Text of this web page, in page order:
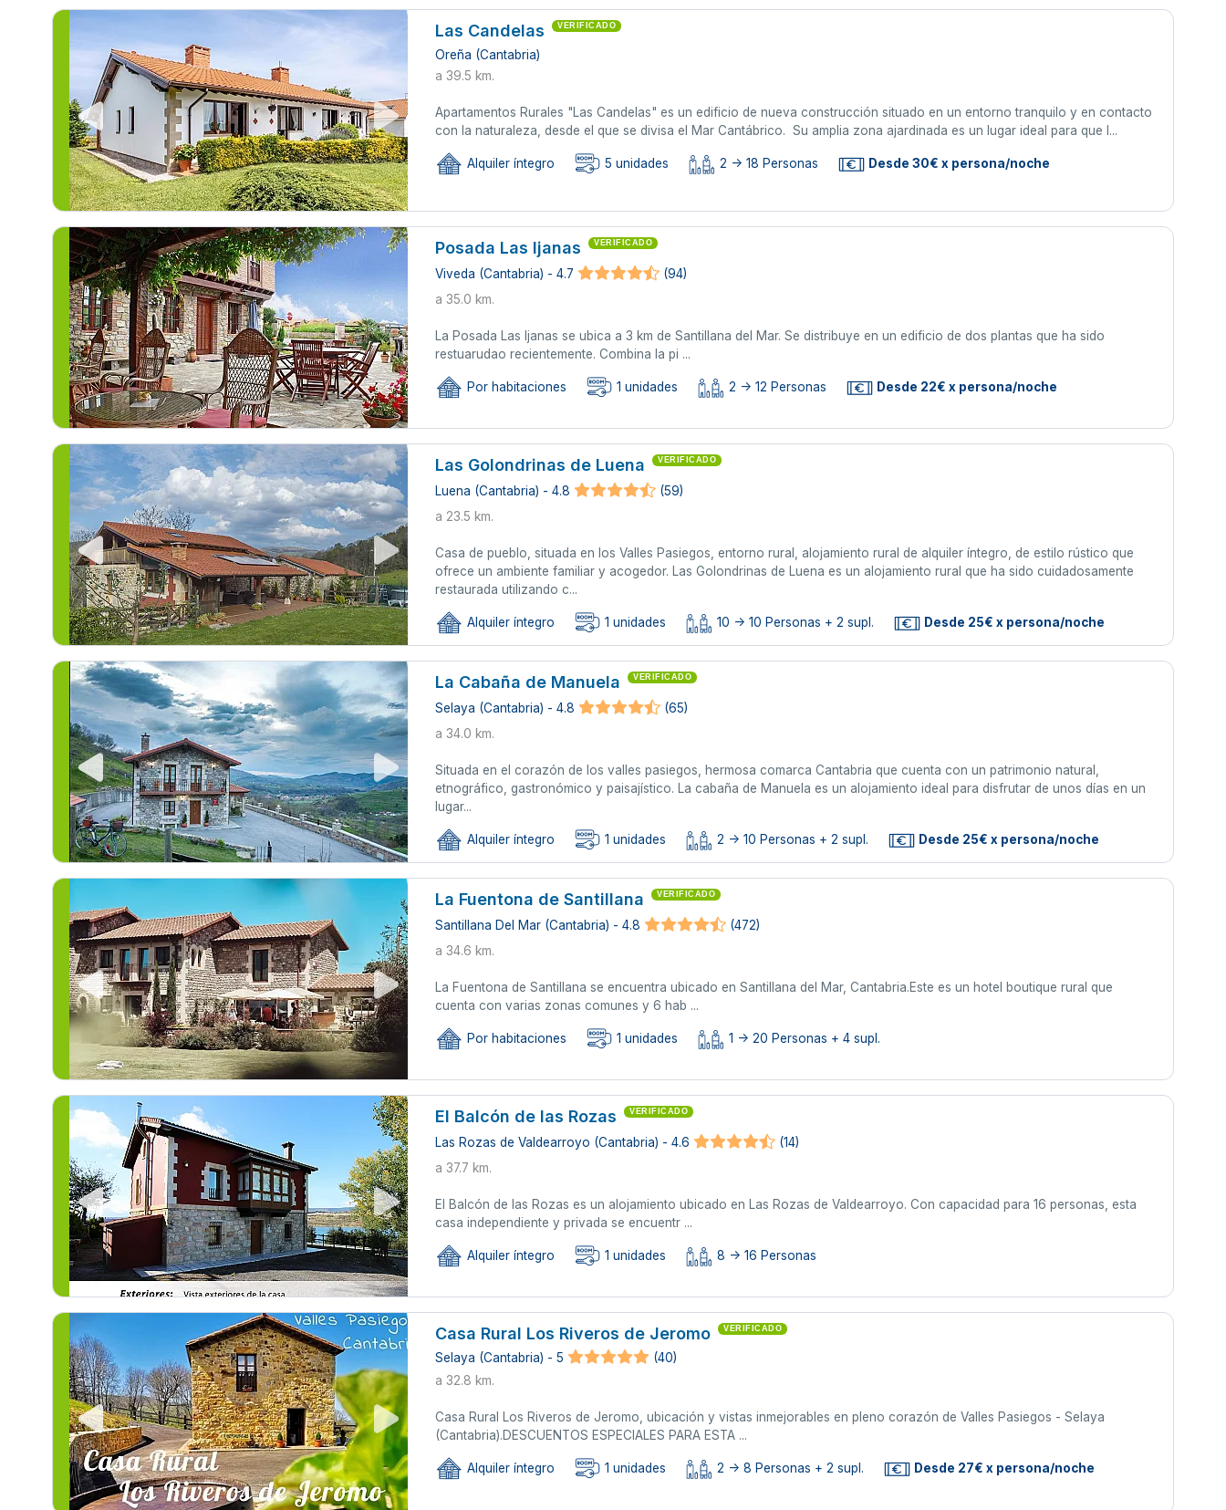
Las Candelas VERIFICADO
Oreña (Cantabria)
a 39.5 km.
Apartamentos Rurales "Las Candelas" es un edificio de nueva construcción situado en un entorno tranquilo y en contacto
con la naturaleza, desde el que se divisa el Mar Cantábrico. Su amplia zona ajardinada es un lugar ideal para que l...
Alquiler íntegro 5 unidades 2 -> 18 Personas Desde 30€ x persona/noche
Posada Las Ijanas VERIFICADO
Viveda (Cantabria) - 4.7
(94)
a 35.0 km.
La Posada Las Ijanas se ubica a 3 km de Santillana del Mar. Se distribuye en un edificio de dos plantas que ha sido
restuarudao recientemente. Combina la pi ...
Por habitaciones 1 unidades 2 -> 12 Personas Desde 22€ x persona/noche
Las Golondrinas de Luena VERIFICADO
Luena (Cantabria) - 4.8
(59)
a 23.5 km.
Casa de pueblo, situada en los Valles Pasiegos, entorno rural, alojamiento rural de alquiler íntegro, de estilo rústico que
ofrece un ambiente familiar y acogedor. Las Golondrinas de Luena es un alojamiento rural que ha sido cuidadosamente
restaurada utilizando c...
Alquiler íntegro 1 unidades 10 -> 10 Personas + 2 supl. Desde 25€ x persona/noche
La Cabaña de Manuela VERIFICADO
Selaya (Cantabria) - 4.8
(65)
a 34.0 km.
Situada en el corazón de los valles pasiegos, hermosa comarca Cantabria que cuenta con un patrimonio natural,
etnográfico, gastronómico y paisajístico. La cabaña de Manuela es un alojamiento ideal para disfrutar de unos días en un
lugar...
Alquiler íntegro 1 unidades 2 -> 10 Personas + 2 supl. Desde 25€ x persona/noche
La Fuentona de Santillana VERIFICADO
Santillana Del Mar (Cantabria) - 4.8
(472)
a 34.6 km.
La Fuentona de Santillana se encuentra ubicado en Santillana del Mar, Cantabria.Este es un hotel boutique rural que
cuenta con varias zonas comunes y 6 hab ...
Por habitaciones 1 unidades 1 -> 20 Personas + 4 supl.
El Balcón de las Rozas VERIFICADO
Las Rozas de Valdearroyo (Cantabria) - 4.6
(14)
a 37.7 km.
El Balcón de las Rozas es un alojamiento ubicado en Las Rozas de Valdearroyo. Con capacidad para 16 personas, esta
casa independiente y privada se encuentr ...
Alquiler íntegro 1 unidades 8 -> 16 Personas
Casa Rural Los Riveros de Jeromo VERIFICADO
Selaya (Cantabria) - 5
(40)
a 32.8 km.
Casa Rural Los Riveros de Jeromo, ubicación y vistas inmejorables en pleno corazón de Valles Pasiegos - Selaya
(Cantabria).DESCUENTOS ESPECIALES PARA ESTA ...
Alquiler íntegro 1 unidades 2 -> 8 Personas + 2 supl. Desde 27€ x persona/noche